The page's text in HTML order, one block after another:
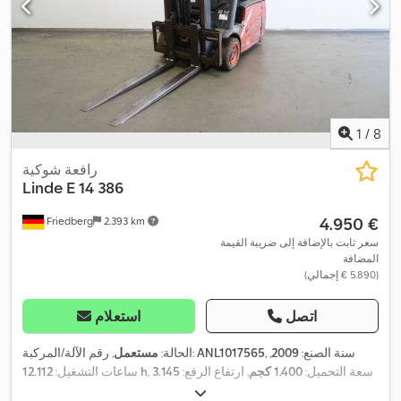
1 / 8
Friedberg 2.393 km
رافعة شوكية
Linde E 14 386
‏4.950 €
سعر ثابت بالإضافة إلى ضريبة القيمة
المضافة
(‏5.890 € إجمالي)
استعلام اتصل
الحالة: مستعمل , رقم الآلة/المركبة:ANL1017565 , سنة الصنع:2009
,
ساعات التشغيل: 12.112 h , سعة التحميل:1.400 كجم , ارتفاع الرفع: 3.145
, مركز تحميل الحمولة: